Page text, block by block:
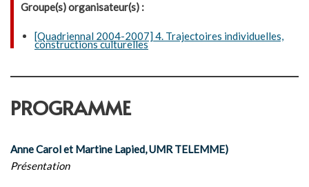
Groupe(s) organisateur(s) :
[Quadriennal 2004-2007] 4. Trajectoires individuelles,
constructions culturelles
PROGRAMME
Anne Carol et Martine Lapied, UMR TELEMME)
Présentation